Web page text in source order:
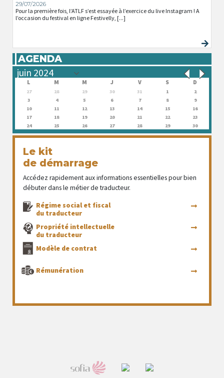
29/07/2026
Pour la première fois, l’ATLF s’est essayée à l’exercice du live Instagram ! A
l’occasion du festival en ligne Festivelly, [...]
AGENDA
L M M J V S D
27 28 29 30 31 1
2
3
4 5 6 7 8
9
10
11 12 13 14 15
16
17
18 19 20 21 22
23
24
25 26 27 28 29 30
Le kit
de démarrage
Accédez rapidement aux informations essentielles pour bien
débuter dans le métier de traducteur.
Régime social et fiscal
du traducteur
Propriété intellectuelle
du traducteur
Modèle de contrat
Rémunération